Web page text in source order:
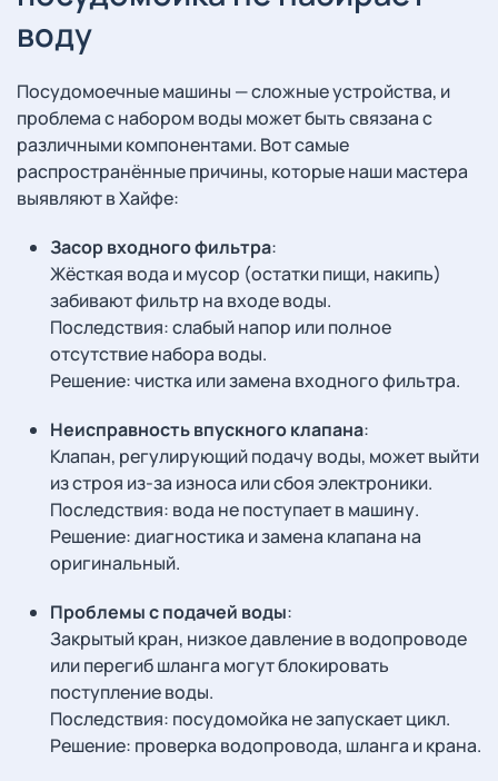
воду
Посудомоечные машины — сложные устройства, и
проблема с набором воды может быть связана с
различными компонентами. Вот самые
распространённые причины, которые наши мастера
выявляют в Хайфе:
Засор входного фильтра:
Жёсткая вода и мусор (остатки пищи, накипь)
забивают фильтр на входе воды.
Последствия: слабый напор или полное
отсутствие набора воды.
Решение: чистка или замена входного фильтра.
Неисправность впускного клапана:
Клапан, регулирующий подачу воды, может выйти
из строя из-за износа или сбоя электроники.
Последствия: вода не поступает в машину.
Решение: диагностика и замена клапана на
оригинальный.
Проблемы с подачей воды:
Закрытый кран, низкое давление в водопроводе
или перегиб шланга могут блокировать
поступление воды.
Последствия: посудомойка не запускает цикл.
Решение: проверка водопровода, шланга и крана.